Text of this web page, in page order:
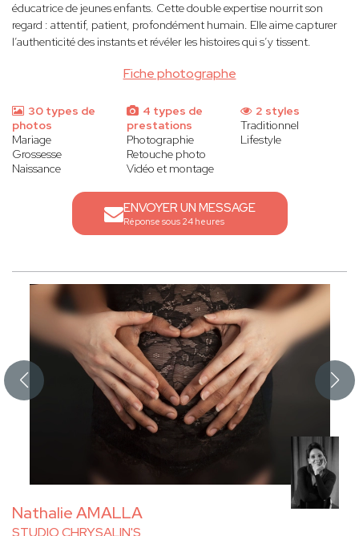
Fiche photographe
éducatrice de jeunes enfants. Cette double expertise nourrit son
regard : attentif, patient, profondément humain. Elle aime capturer
l’authenticité des instants et révéler les histoires qui s’y tissent.
30 types de
photos
Mariage
Grossesse
Naissance
4 types de
prestations
Photographie
Retouche photo
Vidéo et montage
2 styles
Traditionnel
Lifestyle
ENVOYER UN MESSAGE
Réponse sous 24 heures
Nathalie AMALLA
STUDIO CHRYSALIN'S